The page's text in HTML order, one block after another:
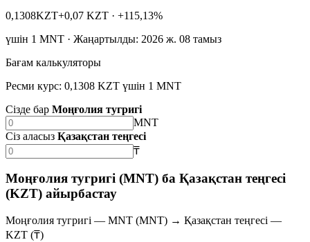
0,1308KZT+0,07 KZT · +115,13%
үшін 1 MNT · Жаңартылды: 2026 ж. 08 тамыз
Бағам калькуляторы
Ресми курс: 0,1308 KZT үшін 1 MNT
Сізде бар Моңғолия тугригі
MNT
Сіз аласыз Қазақстан теңгесі
₸
Моңғолия тугригі (MNT) ба Қазақстан теңгесі
(KZT) айырбастау
Моңғолия тугригі — MNT (MNT) → Қазақстан теңгесі —
KZT (₸)